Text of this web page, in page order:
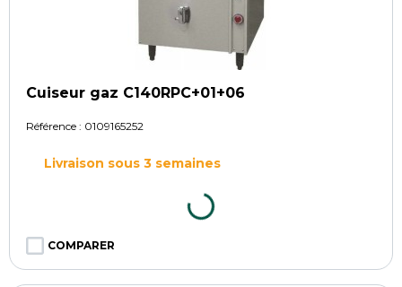
Cuiseur gaz C140RPC+01+06
Référence : 0109165252
Livraison sous 3 semaines
COMPARER